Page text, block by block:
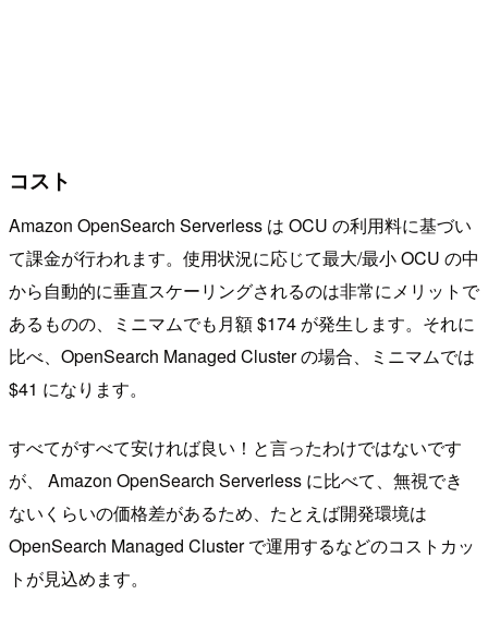
コスト
Amazon OpenSearch Serverless は OCU の利用料に基づい
て課金が行われます。使用状況に応じて最大/最小 OCU の中
から自動的に垂直スケーリングされるのは非常にメリットで
あるものの、ミニマムでも月額 $174 が発生します。それに
比べ、OpenSearch Managed Cluster の場合、ミニマムでは
$41 になります。
すべてがすべて安ければ良い！と言ったわけではないです
が、 Amazon OpenSearch Serverless に比べて、無視でき
ないくらいの価格差があるため、たとえば開発環境は
OpenSearch Managed Cluster で運用するなどのコストカッ
トが見込めます。